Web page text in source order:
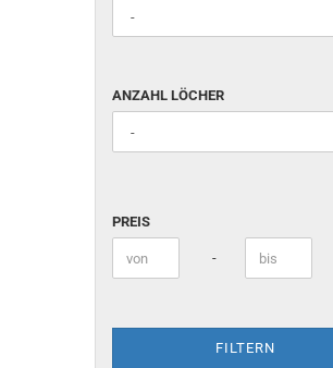
ANZAHL
LÖCHER
ANZAHL LÖCHER
PREIS
Preis bis -
FILTERN